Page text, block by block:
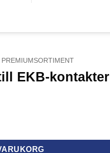
PREMIUMSORTIMENT
EKB-kontakter